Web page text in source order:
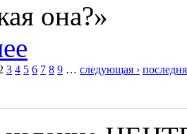
она?»
3 4 5 6 7 8 9 … следующая ›